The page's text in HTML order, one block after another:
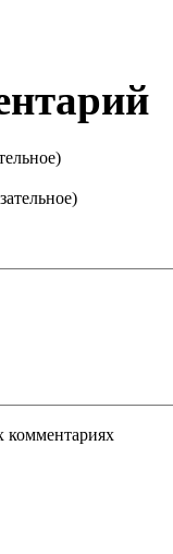
комментариях